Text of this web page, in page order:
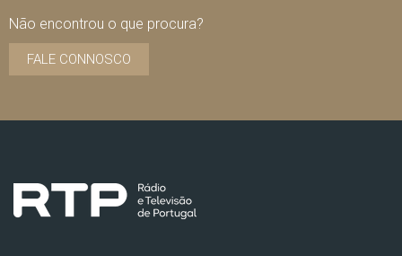
Não encontrou o que procura?
FALE CONNOSCO